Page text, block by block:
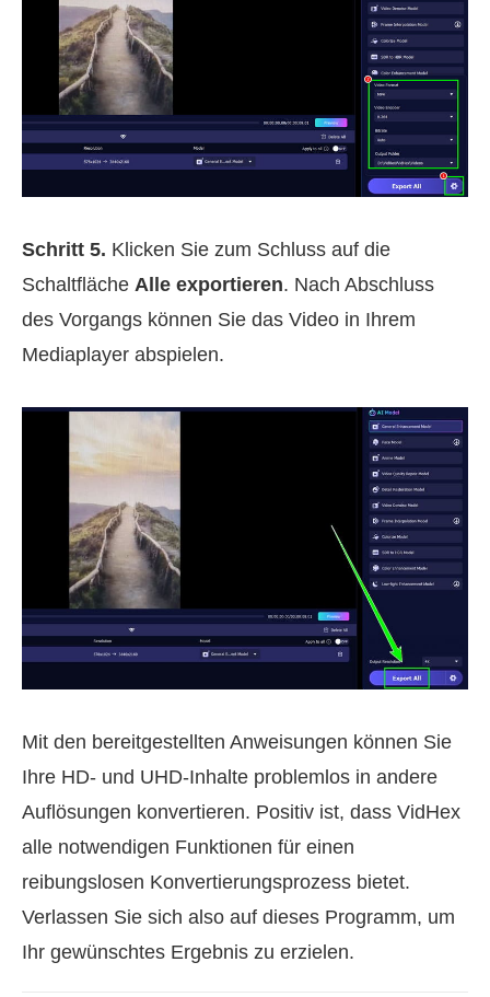
Schritt 5. Klicken Sie zum Schluss auf die
Schaltfläche Alle exportieren. Nach Abschluss
des Vorgangs können Sie das Video in Ihrem
Mediaplayer abspielen.
Mit den bereitgestellten Anweisungen können Sie
Ihre HD- und UHD-Inhalte problemlos in andere
Auflösungen konvertieren. Positiv ist, dass VidHex
alle notwendigen Funktionen für einen
reibungslosen Konvertierungsprozess bietet.
Verlassen Sie sich also auf dieses Programm, um
Ihr gewünschtes Ergebnis zu erzielen.